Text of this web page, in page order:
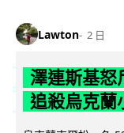
Lawton 2 日
澤連斯基怒
追殺烏克蘭